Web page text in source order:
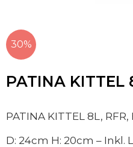
30%
PATINA KITTEL
PATINA KITTEL 8L, RFR,
D: 24cm H: 20cm – Inkl.